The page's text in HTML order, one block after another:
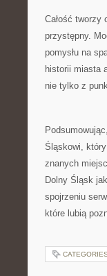
Całość
przystępny.
pomysłu na
historii miasta
nie tylko z
Śląskowi,
znanych
Dolny Śląsk
spojrzeniu
które lubią